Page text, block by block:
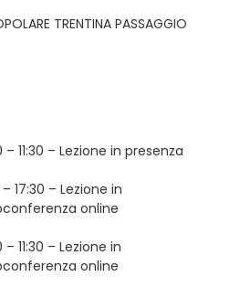
TRENTINA PASSAGGIO
– 11:30 – Lezione in presenza
– 17:30 – Lezione in
online
– 11:30 – Lezione in
online